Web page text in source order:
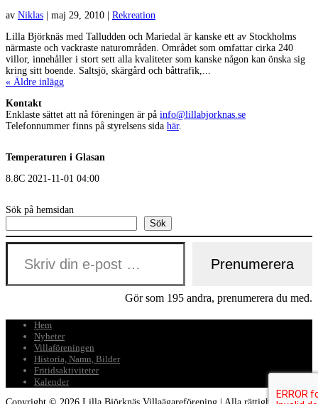
av Niklas maj 29, 2010
Rekreation
Lilla Björknäs med Talludden och Mariedal är kanske ett av Stockholms
närmaste och vackraste naturområden. Området som omfattar cirka 240
villor, innehåller i stort sett alla kvaliteter som kanske någon kan önska sig
kring sitt boende. Saltsjö, skärgård och båttrafik,...
« Äldre inlägg
Kontakt
Enklaste sättet att nå föreningen är på info@lillabjorknas.se
Telefonnummer finns på styrelsens sida här.
Temperaturen i Glasan
8.8C 2021-11-01 04:00
Sök på hemsidan
Sök
Skriv din e-post …
Prenumerera
Gör som 195 andra, prenumerera du med.
Hem
Nyheter
Villaföreningen
Historia, Namn, Bilder
Fritidsaktiviteter
Kalender